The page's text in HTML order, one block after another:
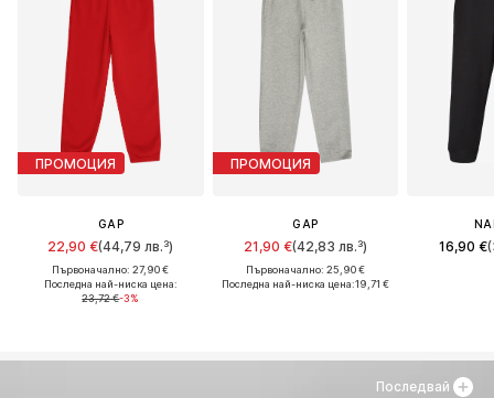
ПРОМОЦИЯ
GAP
22,90 €(44,79 лв.³)
Първоначално: 27,90 €
Последна най-ниска цена:
23,72 €-3%
ПРОМОЦИЯ
GAP
21,90 €(42,83 лв.³)
Първоначално: 25,90 €
Последна най-ниска цена:19,71 €
16,90 €
Последвай